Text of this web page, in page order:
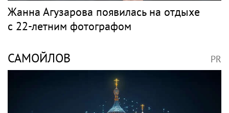
Жанна Агузарова появилась на отдыхе
с 22-летним фотографом
САМОЙЛОВ PR